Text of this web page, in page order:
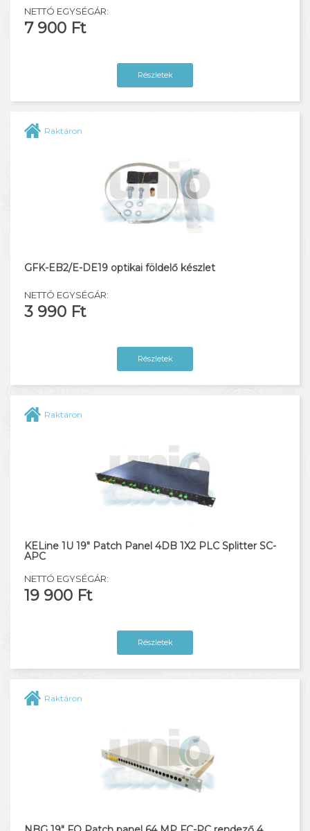
NETTÓ EGYSÉGÁR:
7 900 Ft
Részletek
Raktáron
GFK-EB2/E-DE19 optikai földelő készlet
NETTÓ EGYSÉGÁR:
3 990 Ft
Részletek
Raktáron
KELine 1U 19" Patch Panel 4DB 1X2 PLC Splitter SC-
APC
NETTÓ EGYSÉGÁR:
19 900 Ft
Részletek
Raktáron